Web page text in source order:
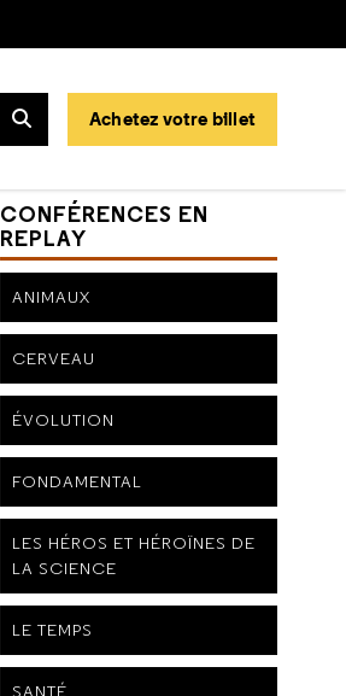
Rechercher
Achetez votre billet
CONFÉRENCES EN
REPLAY
ANIMAUX
CERVEAU
ÉVOLUTION
FONDAMENTAL
LES HÉROS ET HÉROÏNES DE
LA SCIENCE
LE TEMPS
SANTÉ